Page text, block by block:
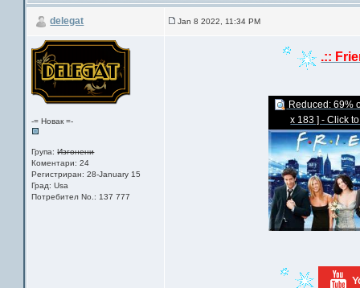
delegat Jan 8 2022, 11:34 PM
-= Новак =-
Група:Изгонени
Коментари: 24
Регистриран: 28-January 15
Град: Usa
Потребител No.: 137 777
.::
Reduced: 69%
x 183 ] - Click